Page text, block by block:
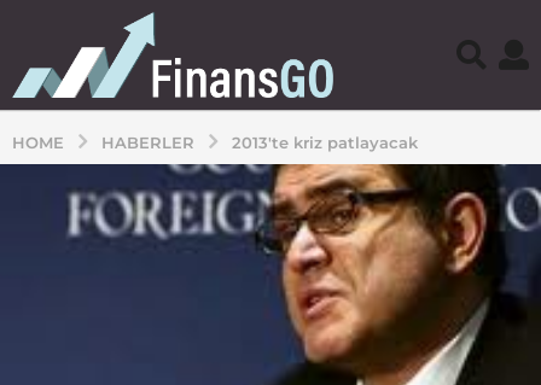
HOME HABERLER 2013'te kriz patlayacak